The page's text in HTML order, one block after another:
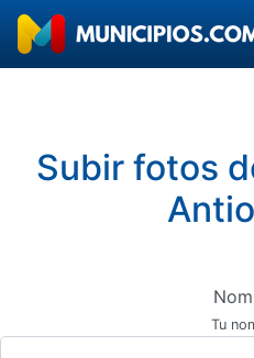
Subir fotos
Tu